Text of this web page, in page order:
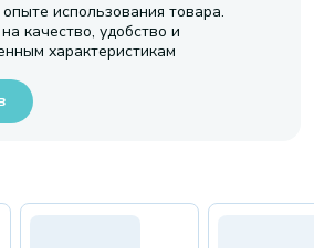
использования товара.
качество, удобство и
характеристикам